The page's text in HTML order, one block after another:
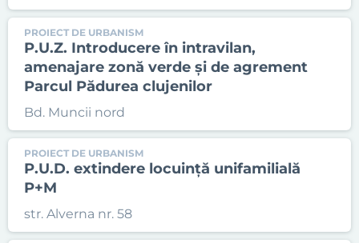
PROIECT DE URBANISM
P.U.Z. Introducere în intravilan,
amenajare zonă verde și de agrement
Parcul Pădurea clujenilor
Bd. Muncii nord
PROIECT DE URBANISM
P.U.D. extindere locuință unifamilială
P+M
str. Alverna nr. 58